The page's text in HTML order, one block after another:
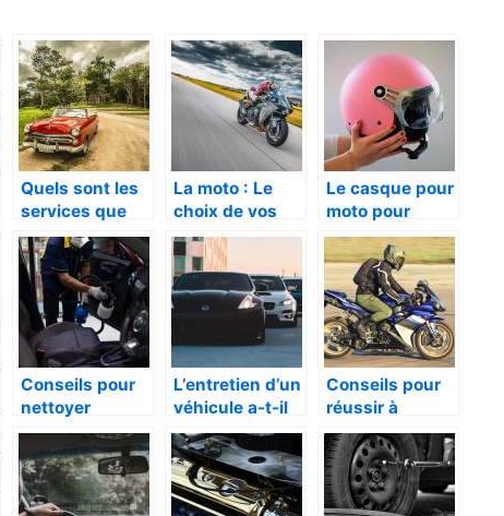
Quels sont les
services que
peut vous
fournir un
carrossier ?
La moto : Le
choix de vos
pneus, que
faire ?
Le casque pour
moto pour
femmes, un
impératif aux
dangers
Conseils pour
nettoyer
l’intérieur de
votre camion
poids lourd
L’entretien d’un
véhicule a-t-il
une réelle
importance ?
Conseils pour
réussir à
trouver une
meilleure veste
de moto